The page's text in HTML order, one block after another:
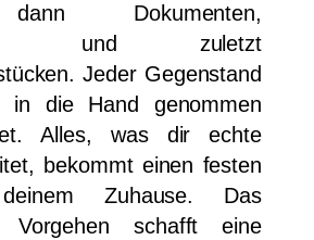
Dokumenten,
und zuletzt
Jeder Gegenstand
in die Hand genommen
Alles, was dir echte
bekommt einen festen
Zuhause. Das
Vorgehen schafft eine